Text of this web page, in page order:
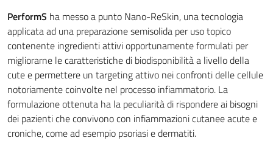
PerformS ha messo a punto Nano-ReSkin, una tecnologia
applicata ad una preparazione semisolida per uso topico
contenente ingredienti attivi opportunamente formulati per
migliorarne le caratteristiche di biodisponibilità a livello della
cute e permettere un targeting attivo nei confronti delle cellule
notoriamente coinvolte nel processo infiammatorio. La
formulazione ottenuta ha la peculiarità di rispondere ai bisogni
dei pazienti che convivono con infiammazioni cutanee acute e
croniche, come ad esempio psoriasi e dermatiti.